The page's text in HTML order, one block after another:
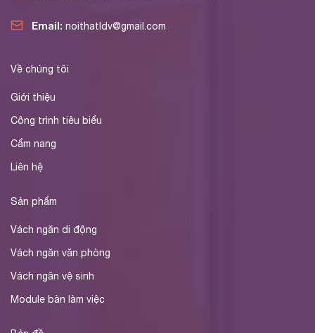
Email: noithatldv@gmail.com
Về chúng tôi
Giới thiệu
Công trình tiêu biểu
Cẩm nang
Liên hệ
Sản phẩm
Vách ngăn di động
Vách ngăn văn phòng
Vách ngăn vệ sinh
Module bàn làm việc